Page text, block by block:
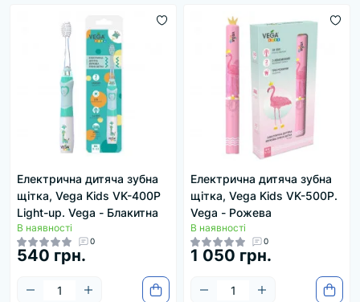
Електрична дитяча зубна
щітка, Vega Kids VK-400P
Light-up. Vega - Блакитна
В наявності
0
540 грн.
Електрична дитяча зубна
щітка, Vega Kids VK-500P.
Vega - Рожева
В наявності
0
1 050 грн.